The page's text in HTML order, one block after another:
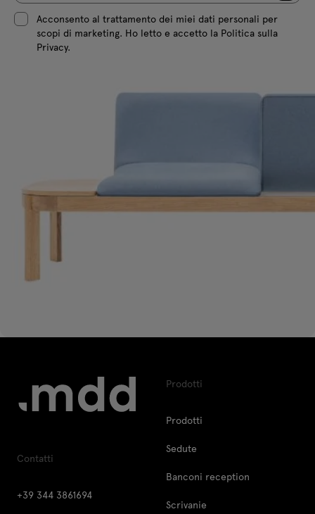
Acconsento al trattamento dei miei dati personali per
scopi di marketing. Ho letto e accetto la Politica sulla
Privacy.
Contatti
+39 344 3861694
Prodotti
Prodotti
Sedute
Banconi reception
Scrivanie